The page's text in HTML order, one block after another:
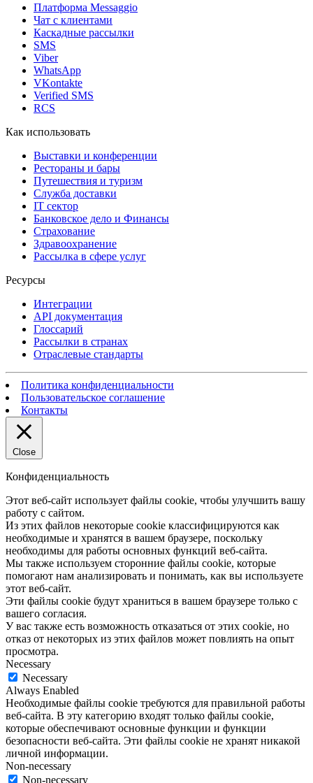
Платформа Messaggio
Чат с клиентами
Каскадные рассылки
SMS
Viber
WhatsApp
VKontakte
Verified SMS
RCS
Как использовать
Выставки и конференции
Рестораны и бары
Путешествия и туризм
Служба доставки
IT сектор
Банковское дело и Финансы
Страхование
Здравоохранение
Рассылка в сфере услуг
Ресурсы
Интеграции
API документация
Глоссарий
Рассылки в странах
Отраслевые стандарты
Политика конфиденциальности
Пользовательское соглашение
Контакты
Close
Конфиденциальность
Этот веб-сайт использует файлы cookie, чтобы улучшить вашу
работу с сайтом.
Из этих файлов некоторые cookie классифицируются как
необходимые и хранятся в вашем браузере, поскольку
необходимы для работы основных функций веб-сайта.
Мы также используем сторонние файлы cookie, которые
помогают нам анализировать и понимать, как вы используете
этот веб-сайт.
Эти файлы cookie будут храниться в вашем браузере только с
вашего согласия.
У вас также есть возможность отказаться от этих cookie, но
отказ от некоторых из этих файлов может повлиять на опыт
просмотра.
Necessary
Necessary
Always Enabled
Необходимые файлы cookie требуются для правильной работы
веб-сайта. В эту категорию входят только файлы cookie,
которые обеспечивают основные функции и функции
безопасности веб-сайта. Эти файлы cookie не хранят никакой
личной информации.
Non-necessary
Non-necessary